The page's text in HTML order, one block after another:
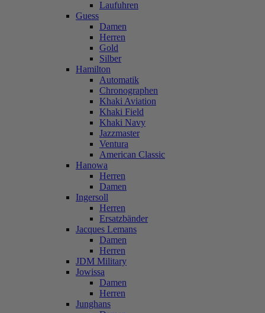
Laufuhren
Guess
Damen
Herren
Gold
Silber
Hamilton
Automatik
Chronographen
Khaki Aviation
Khaki Field
Khaki Navy
Jazzmaster
Ventura
American Classic
Hanowa
Herren
Damen
Ingersoll
Herren
Ersatzbänder
Jacques Lemans
Damen
Herren
JDM Military
Jowissa
Damen
Herren
Junghans